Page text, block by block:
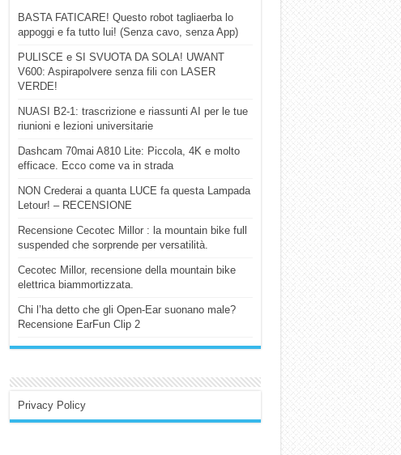
BASTA FATICARE! Questo robot tagliaerba lo
appoggi e fa tutto lui! (Senza cavo, senza App)
PULISCE e SI SVUOTA DA SOLA! UWANT
V600: Aspirapolvere senza fili con LASER
VERDE!
NUASI B2-1: trascrizione e riassunti AI per le tue
riunioni e lezioni universitarie
Dashcam 70mai A810 Lite: Piccola, 4K e molto
efficace. Ecco come va in strada
NON Crederai a quanta LUCE fa questa Lampada
Letour! – RECENSIONE
Recensione Cecotec Millor : la mountain bike full
suspended che sorprende per versatilità.
Cecotec Millor, recensione della mountain bike
elettrica biammortizzata.
Chi l’ha detto che gli Open-Ear suonano male?
Recensione EarFun Clip 2
Privacy Policy